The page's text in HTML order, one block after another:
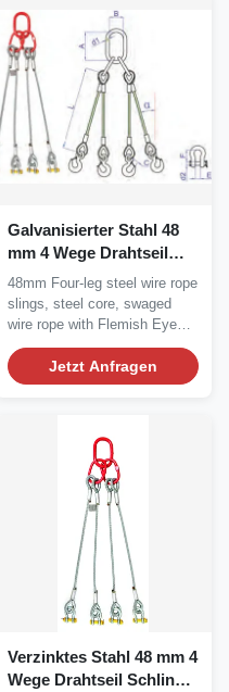
Galvanisierter Stahl 48
mm 4 Wege Drahtseil
Schleifen Hebeschleifen
48mm Four-leg steel wire rope
slings, steel core, swaged
wire rope with Flemish Eye
Sleeve and...
Jetzt Anfragen
Verzinktes Stahl 48 mm 4
Wege Drahtseil Schlinge,